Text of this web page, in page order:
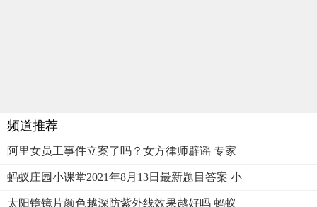
频道推荐
阿里女员工事件立案了吗？女方律师辟谣 专家
蚂蚁庄园小课堂2021年8月13日最新题目答案 小
太阳镜镜片颜色越深防紫外线效果越好吗 蚂蚁